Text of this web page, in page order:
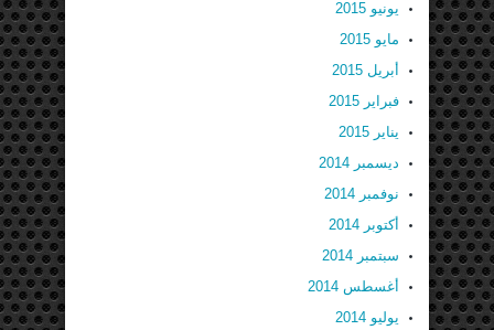
يونيو 2015
مايو 2015
أبريل 2015
فبراير 2015
يناير 2015
ديسمبر 2014
نوفمبر 2014
أكتوبر 2014
سبتمبر 2014
أغسطس 2014
يوليو 2014